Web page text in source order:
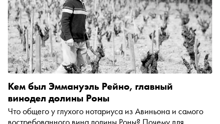
Кем был Эммануэль Рейно, главный
винодел долины Роны
Что общего у глухого нотариуса из Авиньона и самого